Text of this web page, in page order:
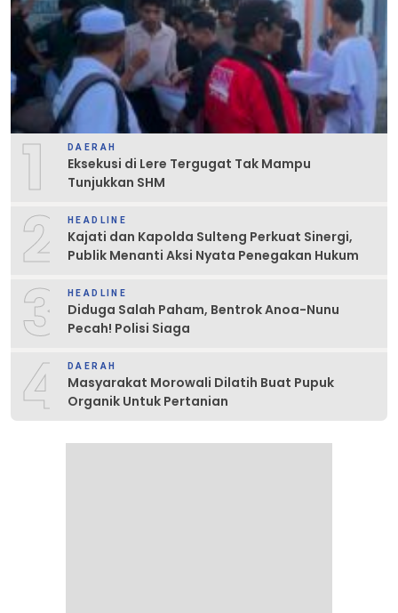
1 DAERAH
Eksekusi di Lere Tergugat Tak Mampu
Tunjukkan SHM
2 HEADLINE
Kajati dan Kapolda Sulteng Perkuat Sinergi,
Publik Menanti Aksi Nyata Penegakan Hukum
3 HEADLINE
Diduga Salah Paham, Bentrok Anoa-Nunu
Pecah! Polisi Siaga
4 DAERAH
Masyarakat Morowali Dilatih Buat Pupuk
Organik Untuk Pertanian